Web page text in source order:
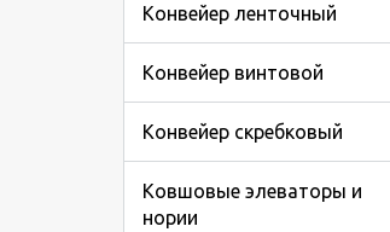
Конвейер ленточный
Конвейер винтовой
Конвейер скребковый
Ковшовые элеваторы и
нории